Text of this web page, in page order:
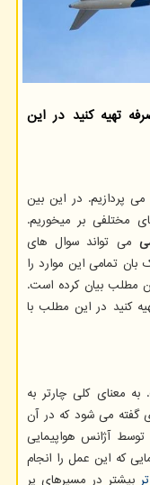
تهیه كنید در این
پردازیم. در این بین
مختلفی بر میخوریم.
می تواند سوال های
بان تمامی این موارد را
مطلب بیان کرده است.
کنید در این مطلب با
به معنای کلی چارتر به
گفته می شود که در آن
توسط آژانس هواپیمایی
که این عمل را انجام
بیشتر در مسیرهای پر